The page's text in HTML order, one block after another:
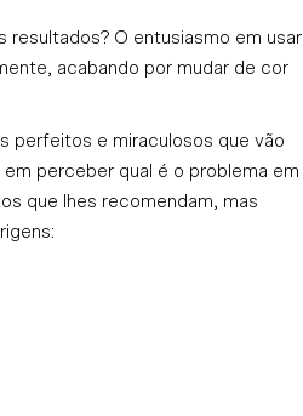
O entusiasmo em usar
acabando por mudar de cor
perfeitos e miraculosos que vão
perceber qual é o problema em
que lhes recomendam, mas